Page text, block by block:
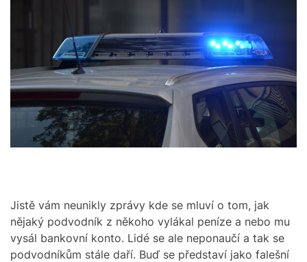
M
O
D
E
i
m
a
t
e
d
r
e
a
t
m
e
Jistě vám neunikly zprávy kde se mluví o tom, jak
nějaký podvodník z někoho vylákal peníze a nebo mu
vysál bankovní konto. Lidé se ale neponaučí a tak se
podvodníkům stále daří. Buď se představí jako falešní